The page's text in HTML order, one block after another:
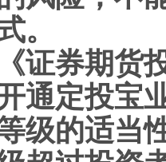
。
证券期货
通定投宝
级的适当